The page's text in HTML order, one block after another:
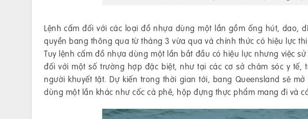
Lệnh cấm đối với các loại đồ nhựa dùng một lần gồm ống hút, dao,
quyền bang thông qua từ tháng 3 vừa qua và chính thức có hiệu lực
Tuy lệnh cấm đồ nhựa dùng một lần bắt đầu có hiệu lực nhưng việc
đối với một số trường hợp đặc biệt, như tại các cơ sở chăm sóc y
người khuyết tật. Dự kiến trong thời gian tới, bang Queensland sẽ
dùng một lần khác như cốc cà phê, hộp đựng thực phẩm mang đi và